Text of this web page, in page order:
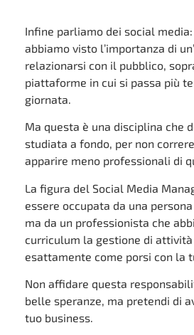
Infine parliamo dei social
abbiamo visto l’importanza di
relazionarsi con il pubblico,
piattaforme in cui si passa più
giornata.
Ma questa è una disciplina che
studiata a fondo, per non
apparire meno professionali di
La figura del Social Media
essere occupata da una
ma da un professionista che
curriculum la gestione di
esattamente come porsi con la
Non affidare questa
belle speranze, ma pretendi di
tuo business.